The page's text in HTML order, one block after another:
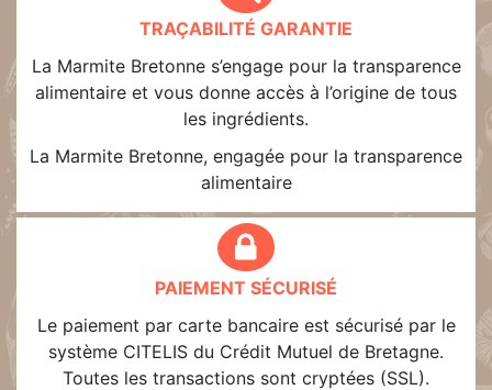
TRAÇABILITÉ GARANTIE
La Marmite Bretonne s’engage pour la transparence
alimentaire et vous donne accès à l’origine de tous
les ingrédients.
La Marmite Bretonne, engagée pour la transparence
alimentaire
PAIEMENT SÉCURISÉ
Le paiement par carte bancaire est sécurisé par le
système CITELIS du Crédit Mutuel de Bretagne.
Toutes les transactions sont cryptées (SSL).